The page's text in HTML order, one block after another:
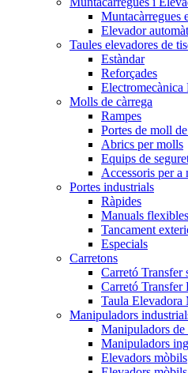
Muntacàrregues
Elevador
Taules elevadores de
Estàndar
Reforçades
Electromecànica
Molls de càrrega
Rampes
Portes de moll
Abrics per molls
Equips de
Accessoris per a
Portes industrials
Ràpides
Manuals flexibles
Tancament
Especials
Carretons
Carretó Transfer
Carretó
Taula Elevadora
Manipuladors
Manipuladors
Manipuladors
Elevadors mòbils